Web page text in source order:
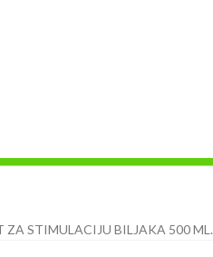
STIMULACIJU BILJAKA 500 ML.